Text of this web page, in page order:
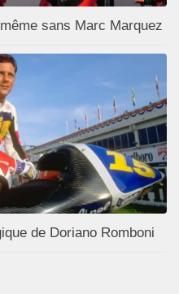
sans Marc Marquez
de Doriano Romboni